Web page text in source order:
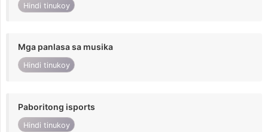
Hindi tinukoy
Mga panlasa sa musika
Hindi tinukoy
Paboritong isports
Hindi tinukoy